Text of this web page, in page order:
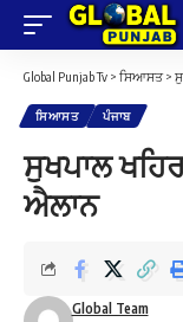
Global Punjab Tv > ਸਿਆਸਤ>
ਸਿਆਸਤ ਪੰਜਾਬ
ਸੁਖਪਾਲ
ਐਲਾਨ
Global Team